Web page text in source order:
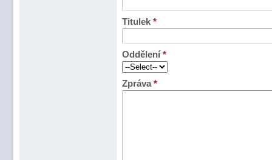
Titulek *
Oddělení*
Zpráva*